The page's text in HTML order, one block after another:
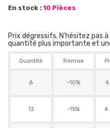
En stock : 10 Pièces
Prix dégressifs. N'hésitez pas
quantité plus importante et
Quantité Remise
6 -10%
12 -15%